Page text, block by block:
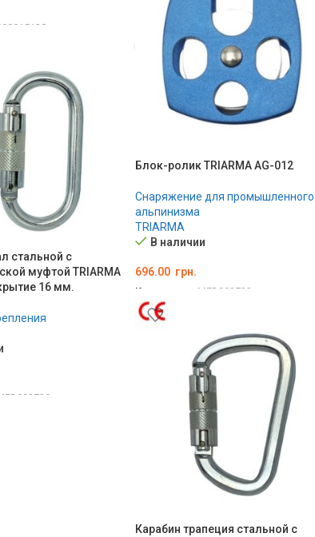
Блок-ролик TRIARMA AG-012
Снаряжение для промышленного
альпинизма
TRIARMA
В наличии
696.00 грн.
Код товара: MED002732
В КОРЗИНУ
стальной с
муфтой TRIARMA
16 мм.
Карабин трапеция стальной с